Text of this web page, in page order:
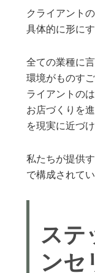
クライアント
具体的に形に
全ての業種に
環境がものす
ライアントの
お店づくりを
を現実に近づ
私たちが提供
で構成されて
ステ
ンセ